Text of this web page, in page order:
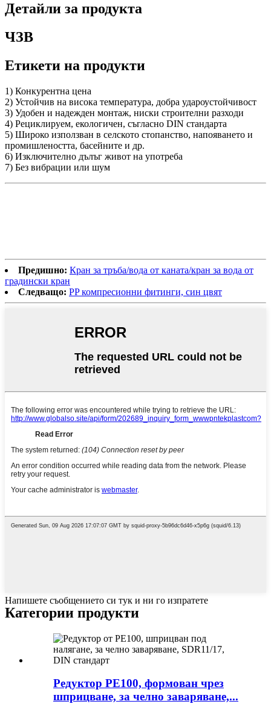
Детайли за продукта
ЧЗВ
Етикети на продукти
1) Конкурентна цена
2) Устойчив на висока температура, добра удароустойчивост
3) Удобен и надежден монтаж, ниски строителни разходи
4) Рециклируем, екологичен, съгласно DIN стандарта
5) Широко използван в селското стопанство, напояването и
промишлеността, басейните и др.
6) Изключително дълъг живот на употреба
7) Без вибрации или шум
Предишно: Кран за тръба/вода от каната/кран за вода от
градински кран
Следващо: PP компресионни фитинги, син цвят
Напишете съобщението си тук и ни го изпратете
Категории продукти
Редуктор PE100, формован чрез
шприцване, за челно заваряване,...